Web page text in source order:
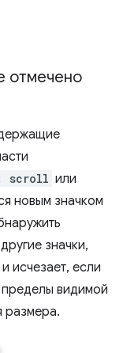
отмечено
scroll или
новым значком
значки,
исчезает, если
видимой
размера.